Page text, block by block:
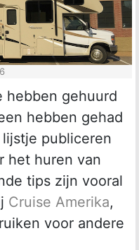
hebben gehuurd
hebben gehad
publiceren
het huren van
tips zijn vooral
Cruise Amerika,
voor andere